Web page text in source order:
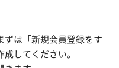
ずは「新規会員登録をす
してください。